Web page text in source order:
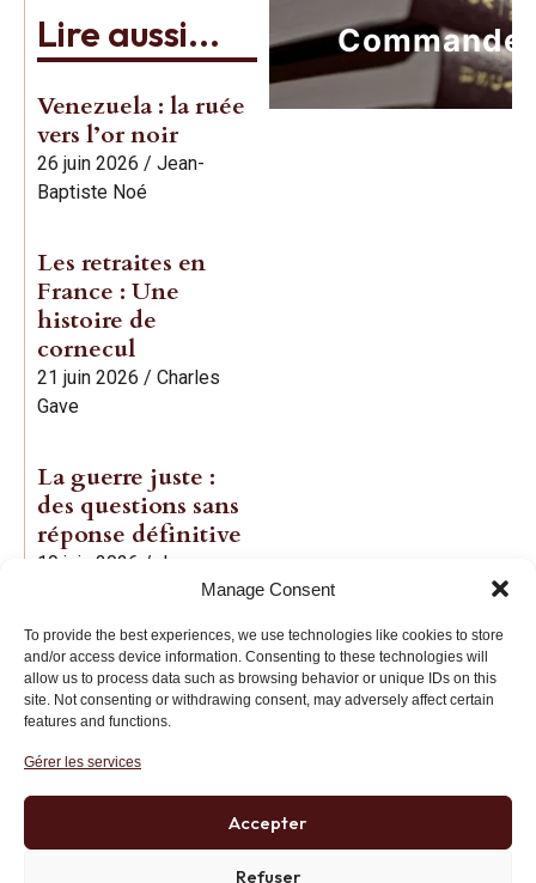
Manage Consent
To provide the best experiences, we use technologies like cookies to store
and/or access device information. Consenting to these technologies will
allow us to process data such as browsing behavior or unique IDs on this
site. Not consenting or withdrawing consent, may adversely affect certain
features and functions.
Gérer les services
Accepter
Refuser
Lire aussi...
Venezuela : la ruée
vers l’or noir
26 juin 2026 / Jean-
Baptiste Noé
Les retraites en
France : Une
histoire de
cornecul
21 juin 2026 / Charles
Gave
La guerre juste :
des questions sans
réponse définitive
19 juin 2026 / Jean-
Institut des Libertés
+33 (0)1 71 20 45 39